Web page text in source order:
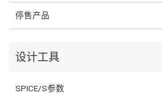
停售产品
设计工具
SPICE/S参数